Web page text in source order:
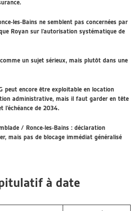
les-Bains ne semblent pas concernées par
Royan sur l’autorisation systématique de
un sujet sérieux, mais plutôt dans une
peut encore être exploitable en location
administrative, mais il faut garder en tête
l’échéance de 2034.
/ Ronce-les-Bains : déclaration
mais pas de blocage immédiat généralisé
à date